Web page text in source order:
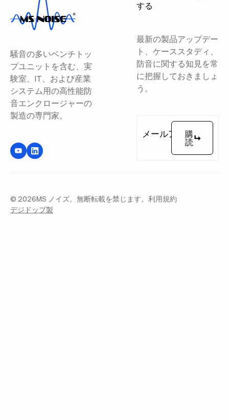
騒音の多いベンチトッ
プユニットを含む、実
験室、IT、および産業
システム用の高性能防
音エンクロージャーの
製造の専門家。
する
最新の製品アップデー
ト、ケーススタディ、
防音に関する知見を常
に把握しておきましょ
う。
購読
購
読
© 2026MS ノイズ。無断転載を禁じます。利用規約
デジドップ製